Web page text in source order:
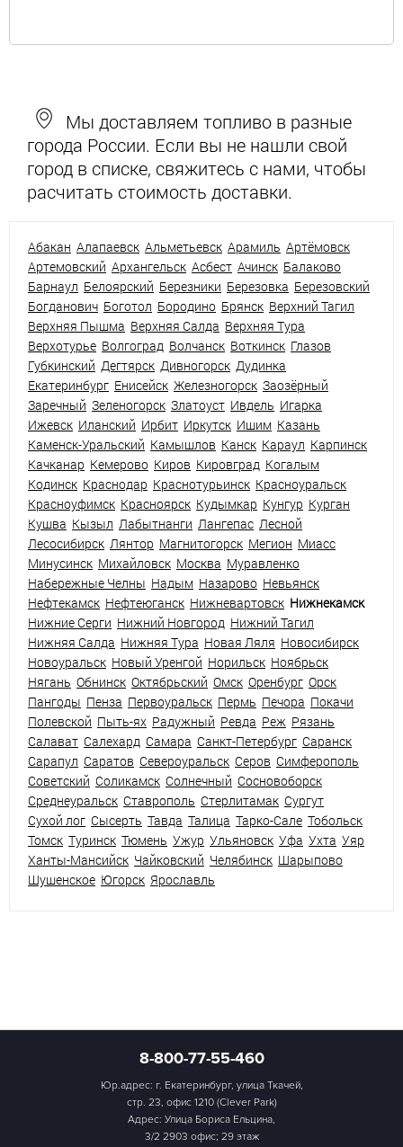
Мы доставляем топливо в разные
города России. Если вы не нашли свой
город в списке, свяжитесь с нами, чтобы
расчитать стоимость доставки.
Абакан Алапаевск Альметьевск Арамиль Артёмовск
Артемовский Архангельск Асбест Ачинск Балаково
Барнаул Белоярский Березники Березовка Березовский
Богданович Боготол Бородино Брянск Верхний Тагил
Верхняя Пышма Верхняя Салда Верхняя Тура
Верхотурье Волгоград Волчанск Воткинск Глазов
Губкинский Дегтярск Дивногорск Дудинка
Екатеринбург Енисейск Железногорск Заозёрный
Заречный Зеленогорск Златоуст Ивдель Игарка
Ижевск Иланский Ирбит Иркутск Ишим Казань
Каменск-Уральский Камышлов Канск Караул Карпинск
Качканар Кемерово Киров Кировград Когалым
Кодинск Краснодар Краснотурьинск Красноуральск
Красноуфимск Красноярск Кудымкар Кунгур Курган
Кушва Кызыл Лабытнанги Лангепас Лесной
Лесосибирск Лянтор Магнитогорск Мегион Миасс
Минусинск Михайловск Москва Муравленко
Набережные Челны Надым Назарово Невьянск
Нефтекамск Нефтеюганск Нижневартовск Нижнекамск
Нижние Серги Нижний Новгород Нижний Тагил
Нижняя Салда Нижняя Тура Новая Ляля Новосибирск
Новоуральск Новый Уренгой Норильск Ноябрьск
Нягань Обнинск Октябрьский Омск Оренбург Орск
Пангоды Пенза Первоуральск Пермь Печора Покачи
Полевской Пыть-ях Радужный Ревда Реж Рязань
Салават Салехард Самара Санкт-Петербург Саранск
Сарапул Саратов Североуральск Серов Симферополь
Советский Соликамск Солнечный Сосновоборск
Среднеуральск Ставрополь Стерлитамак Сургут
Сухой лог Сысерть Тавда Талица Тарко-Сале Тобольск
Томск Туринск Тюмень Ужур Ульяновск Уфа Ухта Уяр
Ханты-Мансийск Чайковский Челябинск Шарыпово
Шушенское Югорск Ярославль
8-800-77-55-460
Юр.адрес: г. Екатеринбург, улица Ткачей,
стр. 23, офис 1210 (Clever Park)
Адрес: Улица Бориса Ельцина,
3/2 2903 офис; 29 этаж